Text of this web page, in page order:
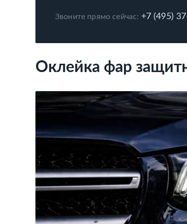
Звоните прямо сейчас: +7 (495)
Оклейка фар